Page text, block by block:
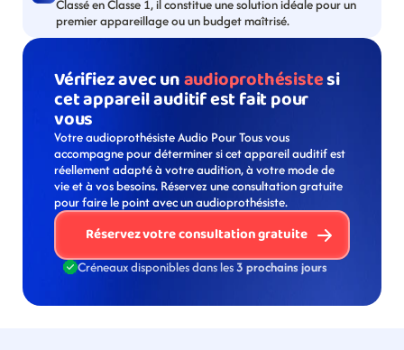
Classé en Classe 1, il constitue une solution idéale pour un
premier appareillage ou un budget maîtrisé.
Vérifiez avec un audioprothésiste si
cet appareil auditif est fait pour
vous
Votre audioprothésiste Audio Pour Tous vous
accompagne pour déterminer si cet appareil auditif est
réellement adapté à votre audition, à votre mode de
vie et à vos besoins. Réservez une consultation gratuite
pour faire le point avec un audioprothésiste.
Réservez votre consultation gratuite
Créneaux disponibles dans les 3 prochains jours